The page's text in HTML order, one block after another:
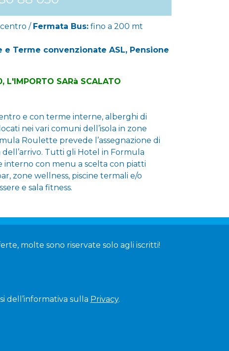
/ Fermata Bus: fino a 200 mt
Terme convenzionate ASL, Pensione
L'IMPORTO SARà SCALATO
e con terme interne, alberghi di
nei vari comuni dell’isola in zone
Roulette prevede l’assegnazione di
Tutti gli Hotel in Formula
interno con menu a scelta con piatti
zone wellness, piscine termali e/o
e sala fitness.
molte sono riservate solo agli iscritti!
dell’informativa sulla Privacy.